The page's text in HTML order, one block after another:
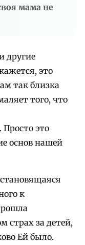
мама не
другие
это
так близка
того, что
Просто это
основ нашей
к
страх за детей,
Ей было.